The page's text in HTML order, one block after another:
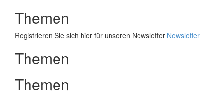
Themen
Registrieren Sie sich hier für unseren Newsletter Newsletter
Themen
Themen